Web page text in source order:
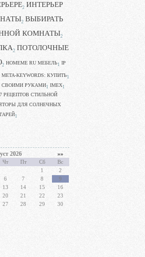
2 ИНТЕРЬЕР
2 ВЫБИРАТЬ
КОМНАТЫ2
2 ПОТОЛОЧНЫЕ
2 HOMEME RU МЕБЕЛЬ1 IP
META-KEYWORDS: КУПИТЬ1
CВОИМИ РУКАМИ1 IMEX1
7 РЕЦЕПТОВ СТИЛЬНОЙ
ДЛЯ СОЛНЕЧНЫХ
1
2026 »»
Чт Пт Сб
Вс
1
2
6 7 8
9
13 14 15
16
20 21 22
23
27 28 29
30